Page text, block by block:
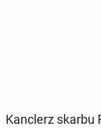
Kanc­lerz skarbu